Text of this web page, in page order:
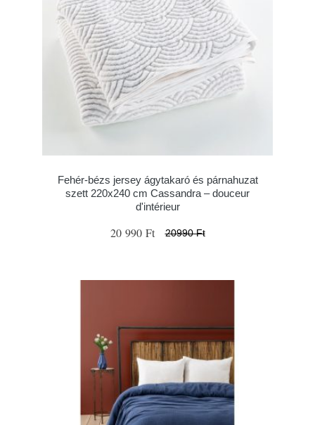
Fehér-bézs jersey ágytakaró és párnahuzat
szett 220x240 cm Cassandra – douceur
d'intérieur
20 990 Ft 20990 Ft